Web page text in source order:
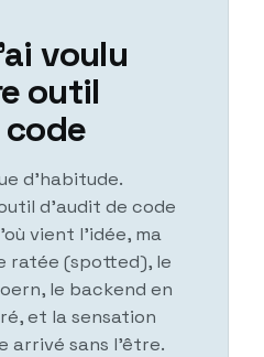
voulu
outil
d'habitude.
d'audit de code
vient l'idée, ma
ratée (spotted), le
le backend en
et la sensation
arrivé sans l'être.